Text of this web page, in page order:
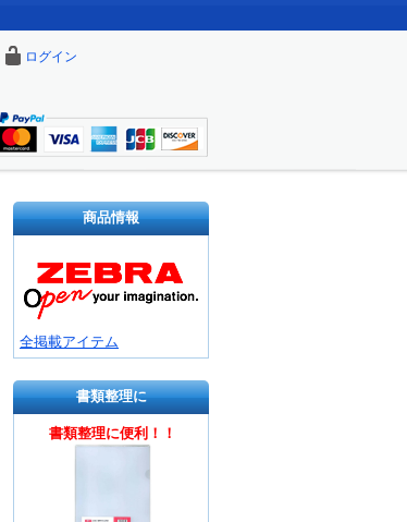
ログイン
商品情報
全掲載アイテム
書類整理に
書類整理に便利！！